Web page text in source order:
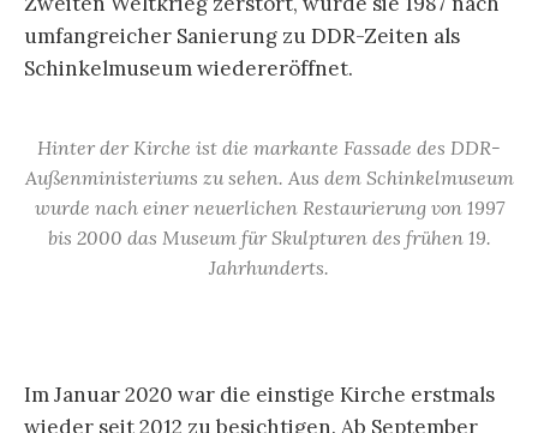
umfangreicher Sanierung zu DDR-Zeiten als
Schinkelmuseum wiedereröffnet.
Hinter der Kirche ist die markante Fassade des DDR-
Außenministeriums zu sehen. Aus dem Schinkelmuseum
wurde nach einer neuerlichen Restaurierung von 1997
bis 2000 das Museum für Skulpturen des frühen 19.
Jahrhunderts.
Im Januar 2020 war die einstige Kirche erstmals
wieder seit 2012 zu besichtigen. Ab September